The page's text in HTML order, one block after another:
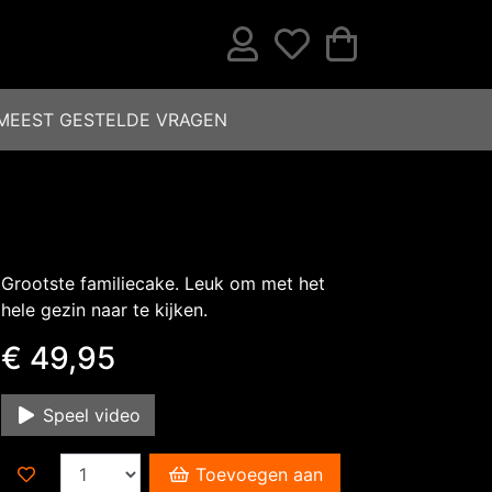
GESTELDE VRAGEN
Grootste familiecake. Leuk om met het
hele gezin naar te kijken.
€ 49,95
Speel video
Toevoegen aan